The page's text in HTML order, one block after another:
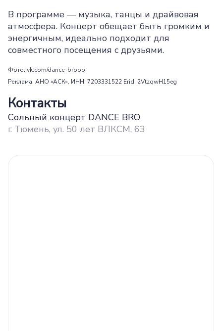
В программе — музыка, танцы и драйвовая
атмосфера. Концерт обещает быть громким и
энергичным, идеально подходит для
совместного посещения с друзьями.
Фото: vk.com/dance_brooo
Реклама. АНО «АСК». ИНН: 7203331522 Erid: 2VtzqwH15eg
Контакты
Сольный концерт DANCE BRO
г. Тюмень, ул. 50 лет ВЛКСМ, 63